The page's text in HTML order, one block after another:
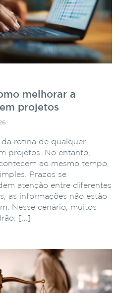
melhorar a
projetos
da rotina de qualquer
projetos. No entanto,
ao mesmo tempo,
Prazos se
atenção entre diferentes
as informações não estão
Nesse cenário, muitos
[…]